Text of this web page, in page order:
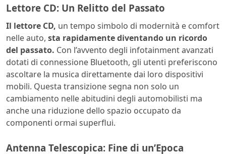
Lettore CD: Un Relitto del Passato
Il lettore CD, un tempo simbolo di modernità e comfort
nelle auto, sta rapidamente diventando un ricordo
del passato. Con l’avvento degli infotainment avanzati
dotati di connessione Bluetooth, gli utenti preferiscono
ascoltare la musica direttamente dai loro dispositivi
mobili. Questa transizione segna non solo un
cambiamento nelle abitudini degli automobilisti ma
anche una riduzione dello spazio occupato da
componenti ormai superflui.
Antenna Telescopica: Fine di un’Epoca